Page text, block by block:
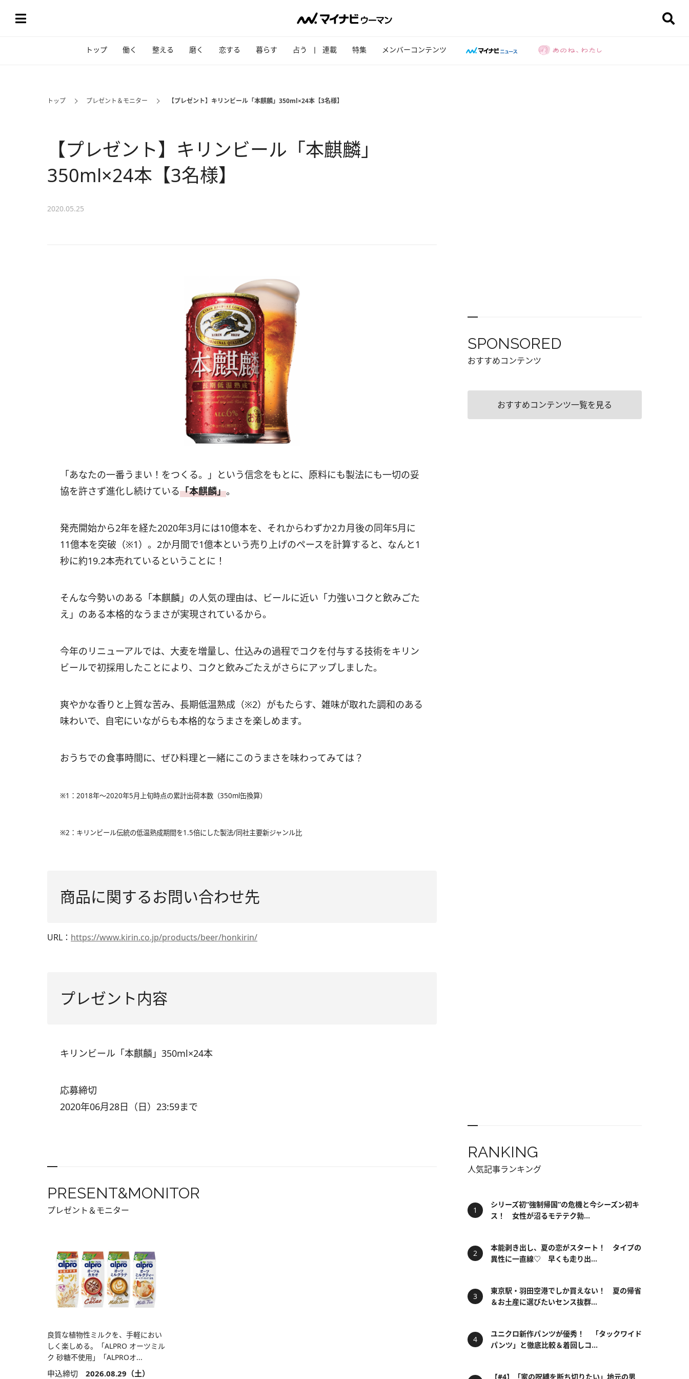
トップ 働く 整える 磨く 恋する 暮らす 占う 連載 特集 メンバーコンテンツ
トップ プレゼント＆モニター 【プレゼント】キリンビール「本麒麟」350ml×24本【3名様】
【プレゼント】キリンビール「本麒麟」
350ml×24本【3名様】
2020.05.25
「あなたの一番うまい！をつくる。」という信念をもとに、原料にも製法にも一切の妥
協を許さず進化し続けている「本麒麟」。
発売開始から2年を経た2020年3月には10億本を、それからわずか2カ月後の同年5月に
11億本を突破（※1）。2か月間で1億本という売り上げのペースを計算すると、なんと1
秒に約19.2本売れているということに！
そんな今勢いのある「本麒麟」の人気の理由は、ビールに近い「力強いコクと飲みごた
え」のある本格的なうまさが実現されているから。
今年のリニューアルでは、大麦を増量し、仕込みの過程でコクを付与する技術をキリン
ビールで初採用したことにより、コクと飲みごたえがさらにアップしました。
爽やかな香りと上質な苦み、長期低温熟成（※2）がもたらす、雑味が取れた調和のある
味わいで、自宅にいながらも本格的なうまさを楽しめます。
おうちでの食事時間に、ぜひ料理と一緒にこのうまさを味わってみては？
※1：2018年～2020年5月上旬時点の累計出荷本数（350ml缶換算）
※2：キリンビール伝統の低温熟成期間を1.5倍にした製法/同社主要新ジャンル比
商品に関するお問い合わせ先
URL： https://www.kirin.co.jp/products/beer/honkirin/
プレゼント内容
キリンビール「本麒麟」350ml×24本
応募締切
2020年06月28日（日）23:59まで
PRESENT&MONITOR
プレゼント＆モニター
良質な植物性ミルクを、手軽におい
しく楽しめる。「ALPRO オーツミル
ク 砂糖不使用」「ALPROオ...
申込締切 2026.08.29（土）
SPONSORED
おすすめコンテンツ
おすすめコンテンツ一覧を見る
RANKING
人気記事ランキング
シリーズ初“強制帰国”の危機と今シーズン初キ
ス！ 女性が沼るモテテク勃...
本能剥き出し、夏の恋がスタート！ タイプの
異性に一直線♡ 早くも走り出...
東京駅・羽田空港でしか買えない！ 夏の帰省
＆お土産に選びたいセンス抜群...
ユニクロ新作パンツが優秀！ 「タックワイド
パンツ」と徹底比較＆着回しコ...
【#4】「家の呪縛を断ち切りたい」地元の男